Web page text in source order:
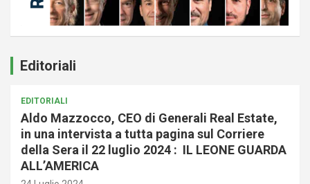
Editoriali
EDITORIALI
Aldo Mazzocco, CEO di Generali Real Estate,
in una intervista a tutta pagina sul Corriere
della Sera il 22 luglio 2024 : IL LEONE GUARDA
ALL’AMERICA